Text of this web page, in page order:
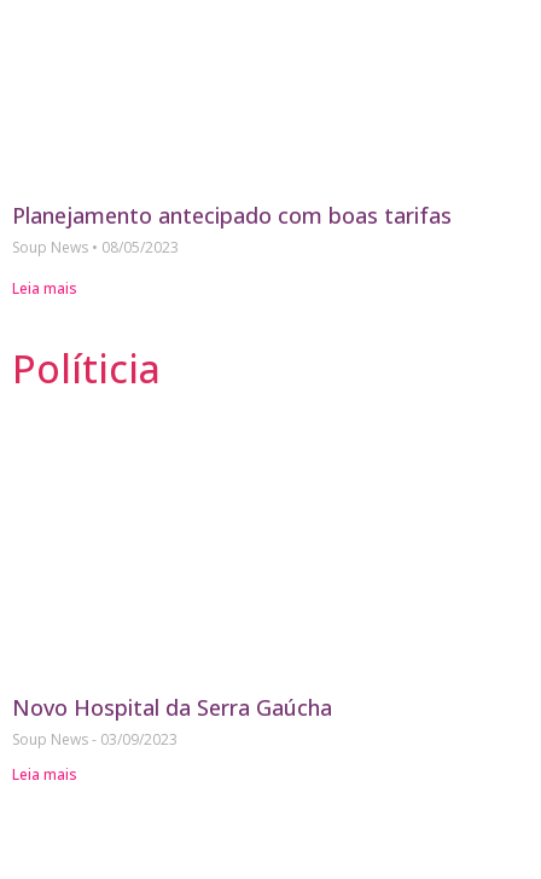
Planejamento antecipado com boas tarifas
Soup News
08/05/2023
Leia mais
Políticia
Novo Hospital da Serra Gaúcha
Soup News
03/09/2023
Leia mais